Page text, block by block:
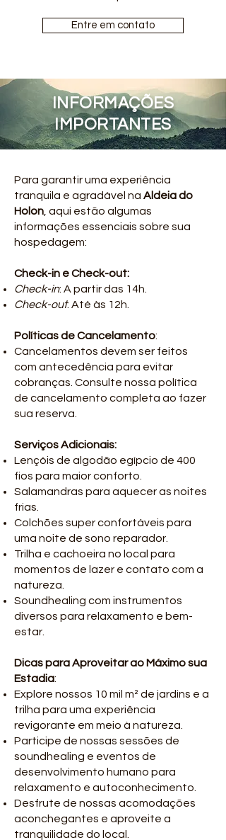
Entre em contato
INFORMAÇÕES
IMPORTANTES
Para garantir uma experiência
tranquila e agradável na Aldeia do
Holon , aqui estão algumas
informações essenciais sobre sua
hospedagem:
Check-in e Check-out:
Check-in: A partir das 14h.
Check-out: Até às 12h.
Políticas de Cancelamento:
Cancelamentos devem ser feitos
com antecedência para evitar
cobranças. Consulte nossa política
de cancelamento completa ao fazer
sua reserva.
Serviços Adicionais:
Lençóis de algodão egípcio de 400
fios para maior conforto.
Salamandras para aquecer as noites
frias.
Colchões super confortáveis para
uma noite de sono reparador.
Trilha e cachoeira no local para
momentos de lazer e contato com a
natureza.
Soundhealing com instrumentos
diversos para relaxamento e bem-
estar.
Dicas para Aproveitar ao Máximo sua
Estadia:
Explore nossos 10 mil m² de jardins e a
trilha para uma experiência
revigorante em meio à natureza.
Participe de nossas sessões de
soundhealing e eventos de
desenvolvimento humano para
relaxamento e autoconhecimento.
Desfrute de nossas acomodações
aconchegantes e aproveite a
tranquilidade do local.